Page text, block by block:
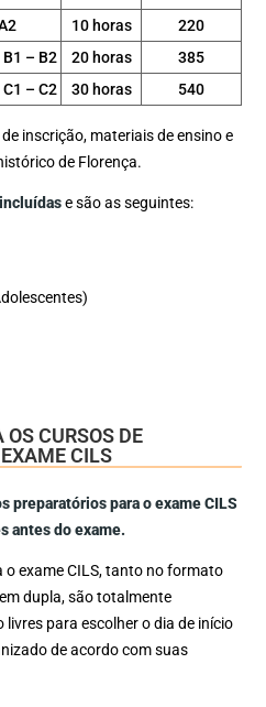
10 horas
220
– B2 20 horas
385
– C2 30 horas 540
inscrição, materiais de ensino e
de Florença.
e são as seguintes:
CURSOS DE
CILS
preparatórios para o exame CILS
antes do exame.
exame CILS, tanto no formato
dupla, são totalmente
para escolher o dia de início
de acordo com suas